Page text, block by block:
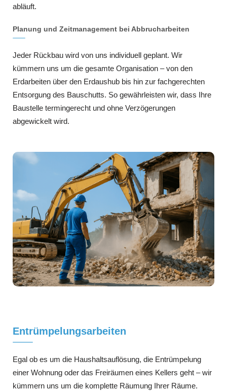
abläuft.
Planung und Zeitmanagement bei Abbrucharbeiten
Jeder Rückbau wird von uns individuell geplant. Wir
kümmern uns um die gesamte Organisation – von den
Erdarbeiten über den Erdaushub bis hin zur fachgerechten
Entsorgung des Bauschutts. So gewährleisten wir, dass Ihre
Baustelle termingerecht und ohne Verzögerungen
abgewickelt wird.
Entrümpelungsarbeiten
Egal ob es um die Haushaltsauflösung, die Entrümpelung
einer Wohnung oder das Freiräumen eines Kellers geht – wir
kümmern uns um die komplette Räumung Ihrer Räume.